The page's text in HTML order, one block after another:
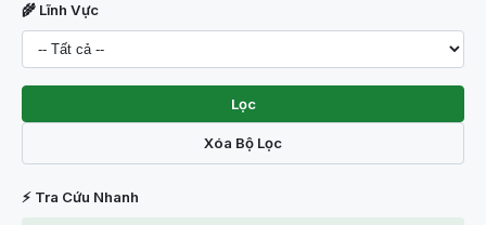
🌾 Lĩnh Vực
Lọc
Xóa Bộ Lọc
⚡ Tra Cứu Nhanh